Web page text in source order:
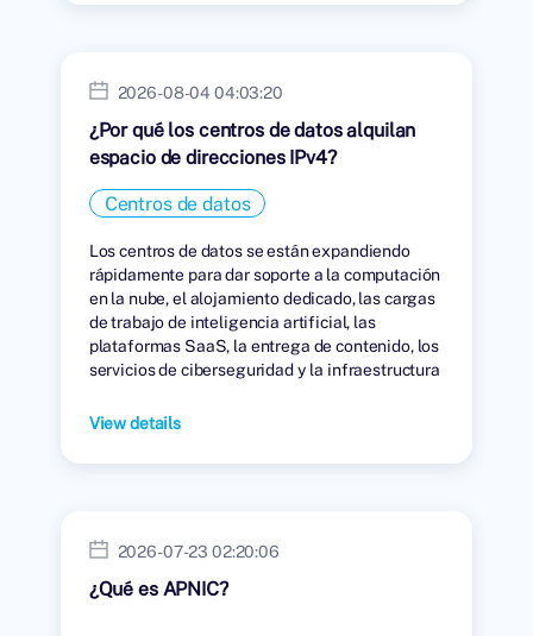
2026-08-04 04:03:20
¿Por qué los centros de datos alquilan
espacio de direcciones IPv4?
Centros de datos
Los centros de datos se están expandiendo
rápidamente para dar soporte a la computación
en la nube, el alojamiento dedicado, las cargas
de trabajo de inteligencia artificial, las
plataformas SaaS, la entrega de contenido, los
servicios de ciberseguridad y la infraestructura
View details
2026-07-23 02:20:06
¿Qué es APNIC?